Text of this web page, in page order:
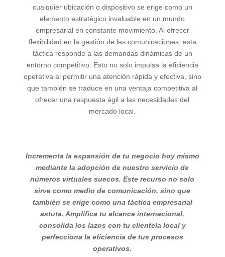
cualquier ubicación o dispositivo se erige como un
elemento estratégico invaluable en un mundo
empresarial en constante movimiento. Al ofrecer
flexibilidad en la gestión de las comunicaciones, esta
táctica responde a las demandas dinámicas de un
entorno competitivo. Esto no solo impulsa la eficiencia
operativa al permitir una atención rápida y efectiva, sino
que también se traduce en una ventaja competitiva al
ofrecer una respuesta ágil a las necesidades del
mercado local.
Incrementa la expansión de tu negocio hoy mismo
mediante la adopción de nuestro servicio de
números virtuales suecos. Este recurso no solo
sirve como medio de comunicación, sino que
también se erige como una táctica empresarial
astuta. Amplifica tu alcance internacional,
consolida los lazos con tu clientela local y
perfecciona la eficiencia de tus procesos
operativos.